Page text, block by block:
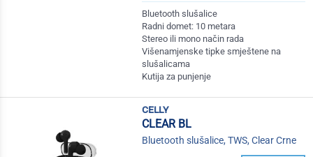
Bluetooth slušalice
Radni domet: 10 metara
Stereo ili mono način rada
Višenamjenske tipke smještene na
slušalicama
Kutija za punjenje
celly
CLEAR BL
Bluetooth slušalice, TWS, Clear Crne